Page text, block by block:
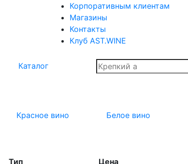
Корпоративным клиентам
Магазины
Контакты
Клуб AST.WINE
Каталог
Красное вино Белое вино
Тип
Цена